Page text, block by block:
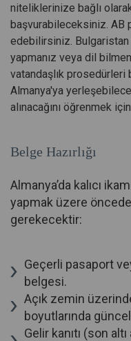
niteliklerinize bağlı
başvurabileceksiniz. AB
edebilirsiniz. Bulgaristan
yapmanız veya dil
vatandaşlık prosedürleri
Almanya'ya
alınacağını öğrenmek
Belge Hazırlığı
Almanya’da kalıcı
yapmak üzere
gerekecektir:
Geçerli pasaport
belgesi.
Açık zemin
boyutlarında
Gelir kanıtı (son